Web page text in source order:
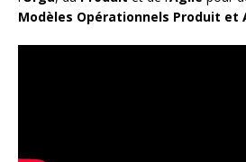
Modèles Opérationnels Produit et